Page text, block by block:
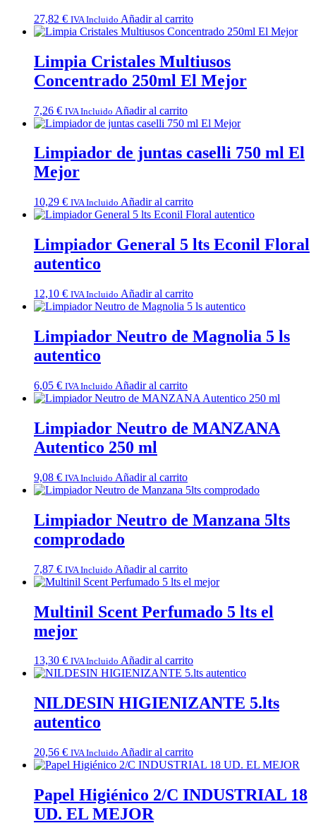
27,82 € IVA Incluido Añadir al carrito
Limpia Cristales Multiusos
Concentrado 250ml El Mejor
7,26 € IVA Incluido Añadir al carrito
Limpiador de juntas caselli 750 ml El
Mejor
10,29 € IVA Incluido Añadir al carrito
Limpiador General 5 lts Econil Floral
autentico
12,10 € IVA Incluido Añadir al carrito
Limpiador Neutro de Magnolia 5 ls
autentico
6,05 € IVA Incluido Añadir al carrito
Limpiador Neutro de MANZANA
Autentico 250 ml
9,08 € IVA Incluido Añadir al carrito
Limpiador Neutro de Manzana 5lts
comprodado
7,87 € IVA Incluido Añadir al carrito
Multinil Scent Perfumado 5 lts el
mejor
13,30 € IVA Incluido Añadir al carrito
NILDESIN HIGIENIZANTE 5.lts
autentico
20,56 € IVA Incluido Añadir al carrito
Papel Higiénico 2/C INDUSTRIAL 18
UD. EL MEJOR